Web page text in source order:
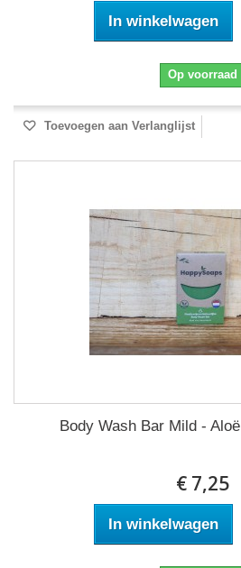
In winkelwagen
Op voorraad
Toevoegen aan Verlanglijst
Body Wash Bar Mild -
€ 7,25
In winkelwagen